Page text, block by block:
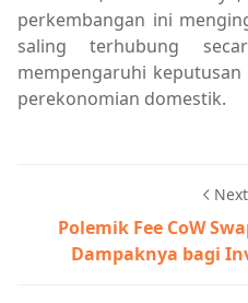
perkembangan ini
saling terhubung
mempengaruhi
perekonomian domestik.
Polemik Fee CoW
Dampaknya bagi